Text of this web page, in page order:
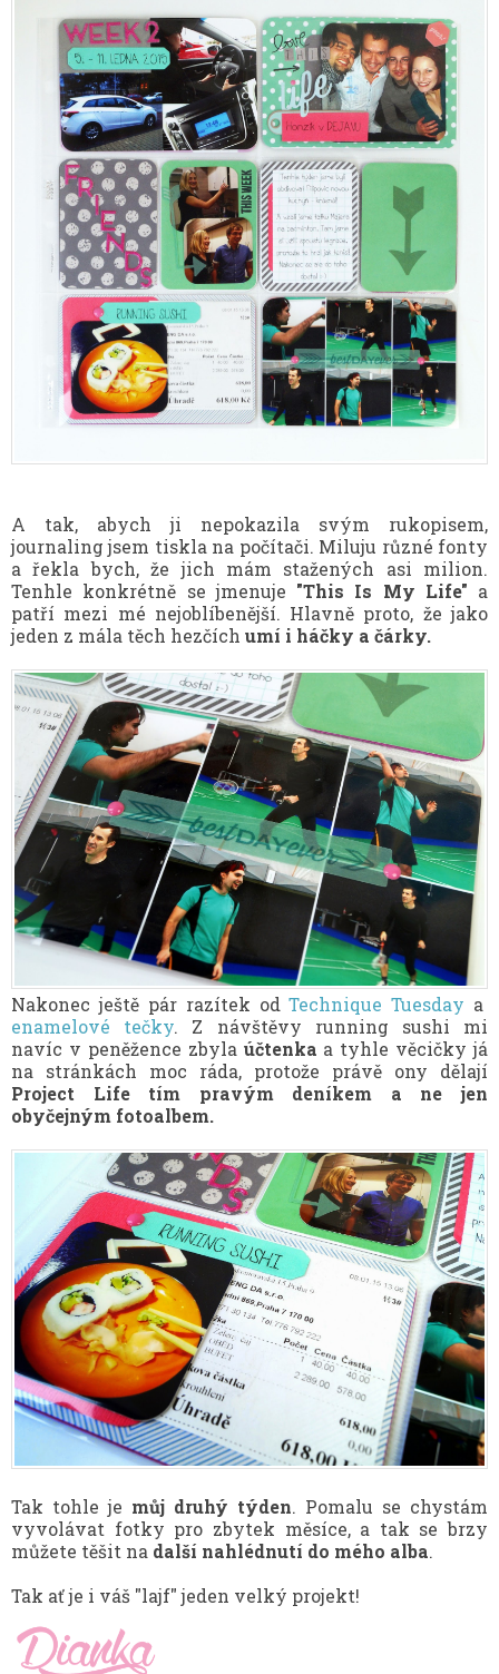
A tak, abych ji nepokazila svým rukopisem,
journaling jsem tiskla na počítači. Miluju různé fonty
a řekla bych, že jich mám stažených asi milion.
Tenhle konkrétně se jmenuje "This Is My Life" a
patří mezi mé nejoblíbenější. Hlavně proto, že jako
jeden z mála těch hezčích umí i háčky a čárky.
Nakonec ještě pár razítek odTechnique Tuesday a
enamelové tečky. Z návštěvy running sushi mi
navíc v peněžence zbyla účtenka a tyhle věcičky já
na stránkách moc ráda, protože právě ony dělají
Project Life tím pravým deníkem a ne jen
obyčejným fotoalbem.
Tak tohle je můj druhý týden. Pomalu se chystám
vyvolávat fotky pro zbytek měsíce, a tak se brzy
můžete těšit na další nahlédnutí do mého alba.
Tak ať je i váš "lajf" jeden velký projekt!